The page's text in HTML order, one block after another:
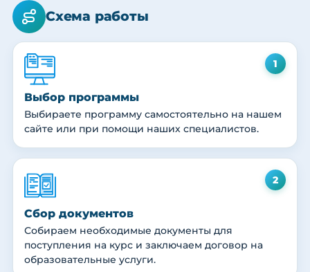
Схема работы
1
Выбор программы
Выбираете программу самостоятельно на нашем
сайте или при помощи наших специалистов.
2
Сбор документов
Собираем необходимые документы для
поступления на курс и заключаем договор на
образовательные услуги.